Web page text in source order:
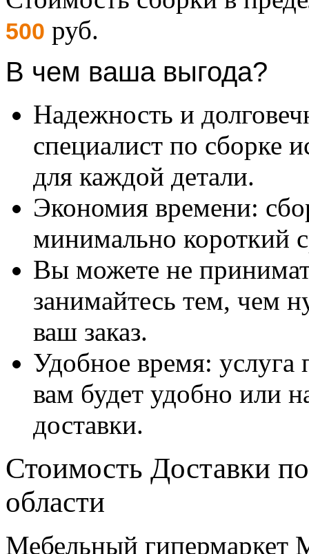
500 руб.
В чем ваша выгода?
Надежность и
специалист по сборке
для каждой детали.
Экономия времени:
минимально короткий
Вы можете не
занимайтесь тем, чем
ваш заказ.
Удобное время: услуга
вам будет удобно или
доставки.
Стоимость Доставки
области
Мебельный гипермаркет